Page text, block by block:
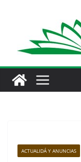
ACTUALIDÁ Y ANUNCIAS